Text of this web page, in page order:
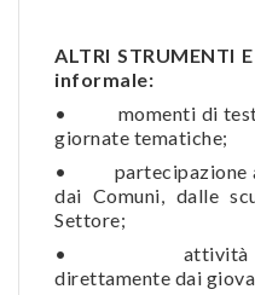
ALTRI STRUMENTI
informale:
• momenti di
giornate tematiche;
• partecipazione a
dai Comuni, dalle
Settore;
• attività
direttamente dai